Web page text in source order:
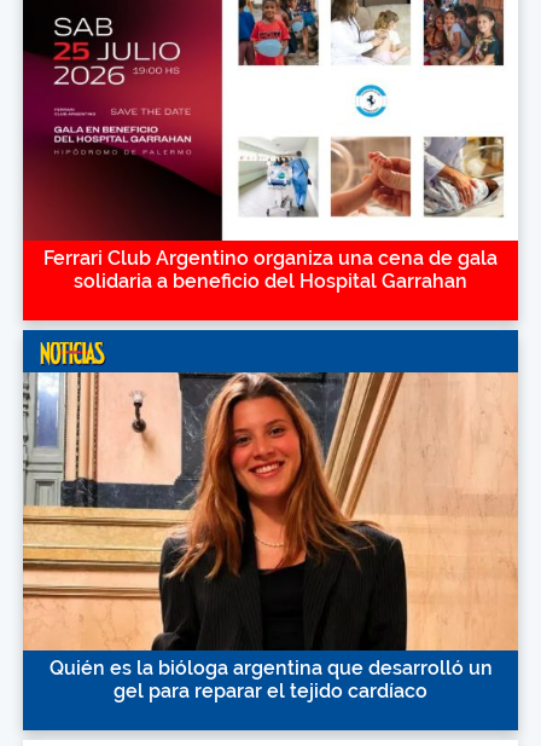
Ferrari Club Argentino organiza una cena de gala
solidaria a beneficio del Hospital Garrahan
Quién es la bióloga argentina que desarrolló un
gel para reparar el tejido cardíaco